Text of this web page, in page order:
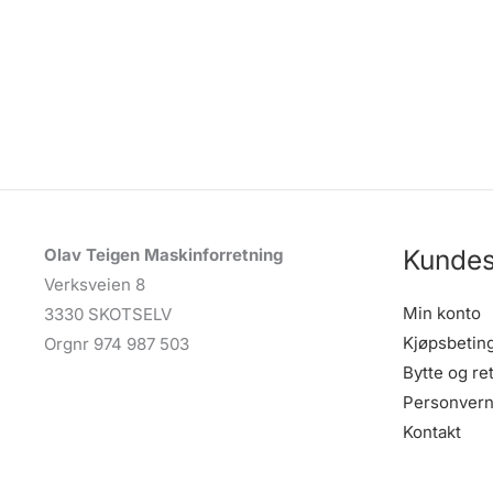
Olav Teigen Maskinforretning
Verksveien 8
3330 SKOTSELV
Orgnr 974 987 503
Min konto
Bytte og
Kontakt